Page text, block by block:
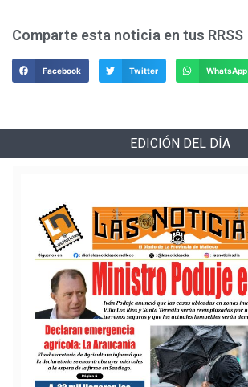
Comparte esta noticia en tus RRSS
Facebook Twitter WhatsApp
EDICIÓN DEL DÍA